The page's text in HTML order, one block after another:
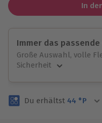
In
Immer das passende
Große Auswahl, volle
Sicherheit
Volle Flexibilität
Du erhältst 44 °P